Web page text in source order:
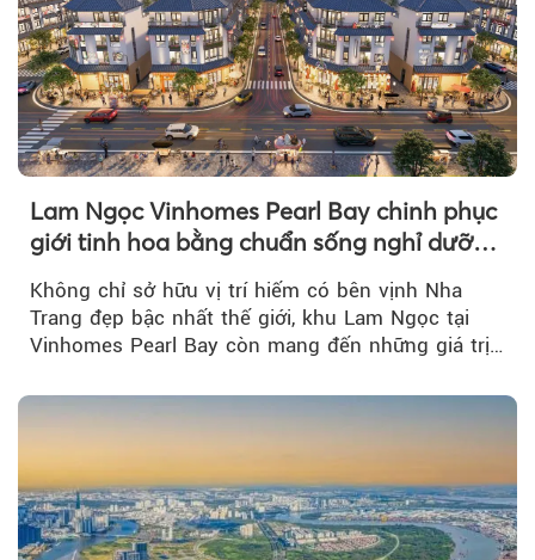
Lam Ngọc Vinhomes Pearl Bay chinh phục
giới tinh hoa bằng chuẩn sống nghỉ dưỡng
ven biển riêng tư, tiện nghi
Không chỉ sở hữu vị trí hiếm có bên vịnh Nha
Trang đẹp bậc nhất thế giới, khu Lam Ngọc tại
Vinhomes Pearl Bay còn mang đến những giá trị